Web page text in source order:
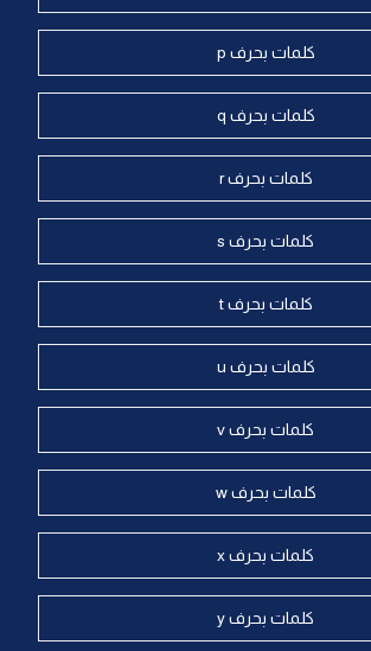
كلمات بحرف p
كلمات بحرف q
كلمات بحرف r
كلمات بحرف s
كلمات بحرف t
كلمات بحرف u
كلمات بحرف v
كلمات بحرف w
كلمات بحرف x
كلمات بحرف y